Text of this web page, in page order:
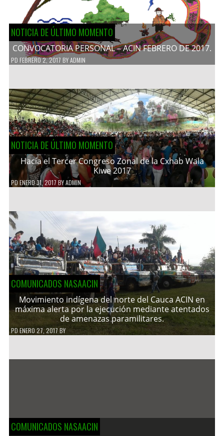
NOTICIA DE ÚLTIMO MOMENTO
CONVOCATORIA PERSONAL – ACIN FEBRERO DE 2017.
PD FEBRERO 2, 2017 BYADMIN
NOTICIA DE ÚLTIMO MOMENTO
Hacía el Tercer Congreso Zonal de la Cxhab Wala
Kiwe 2017
PDENERO 31, 2017 BYADMIN
COMUNICADOS NASAACIN
Movimiento indígena del norte del Cauca ACIN en
máxima alerta por la ejecución mediante atentados
de amenazas paramilitares.
PDENERO 27, 2017 BY
COMUNICADOS NASAACIN